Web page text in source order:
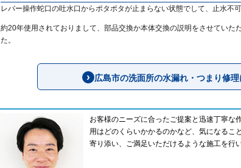
レバー操作蛇口の吐水口からポタポタが止まらない状態でして、止水不可
約20年使用されておりまして、部品交換か本体交換の説明をさせていた
た。
広島市の洗面所の水漏れ・つまり修
お客様のニーズに合ったご提案と迅速丁寧な
用はどのくらいかかるのかなど、気になるこ
寄り添い、ご満足いただけるような施工を行い